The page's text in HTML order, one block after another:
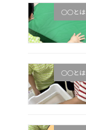
○○とは
○○とは